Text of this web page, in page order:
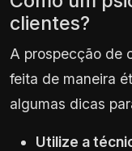
clientes?
A prospecção de
feita de maneira
algumas dicas
Utilize a